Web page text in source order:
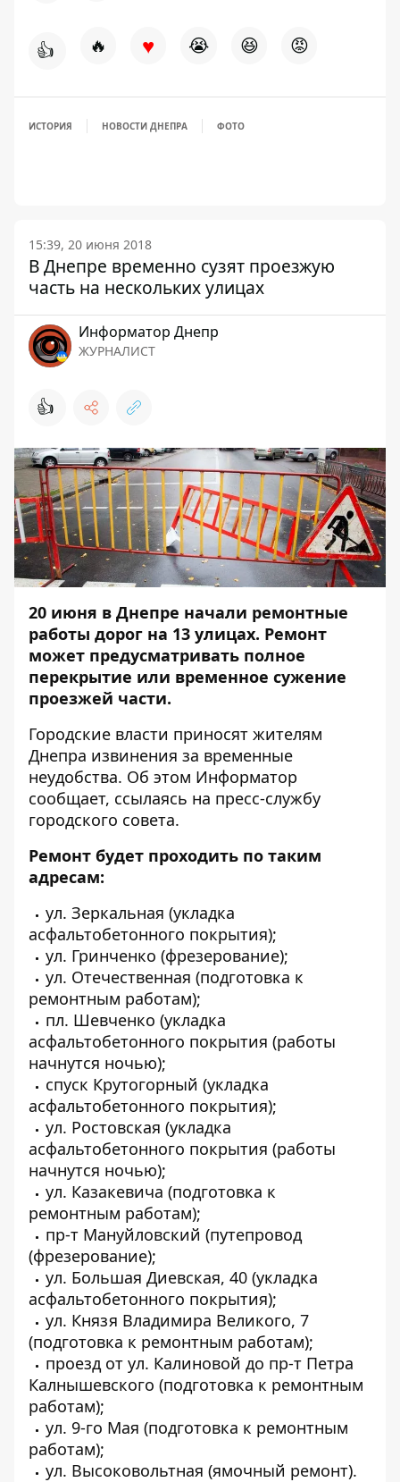
👍 🔥 ♥ 😭 😆 😡
ИСТОРИЯ НОВОСТИ ДНЕПРА ФОТО
15:39, 20 июня 2018
В Днепре временно сузят проезжую
часть на нескольких улицах
Информатор Днепр
ЖУРНАЛИСТ
👍
20 июня в Днепре начали ремонтные
работы дорог на 13 улицах. Ремонт
может предусматривать полное
перекрытие или временное сужение
проезжей части.
Городские власти приносят жителям
Днепра извинения за временные
неудобства. Об этом Информатор
сообщает, ссылаясь на пресс-службу
городского совета.
Ремонт будет проходить по таким
адресам:
ул. Зеркальная (укладка
асфальтобетонного покрытия);
ул. Гринченко (фрезерование);
ул. Отечественная (подготовка к
ремонтным работам);
пл. Шевченко (укладка
асфальтобетонного покрытия (работы
начнутся ночью);
спуск Крутогорный (укладка
асфальтобетонного покрытия);
ул. Ростовская (укладка
асфальтобетонного покрытия (работы
начнутся ночью);
ул. Казакевича (подготовка к
ремонтным работам);
пр-т Мануйловский (путепровод
(фрезерование);
ул. Большая Диевская, 40 (укладка
асфальтобетонного покрытия);
ул. Князя Владимира Великого, 7
(подготовка к ремонтным работам);
проезд от ул. Калиновой до пр-т Петра
Калнышевского (подготовка к ремонтным
работам);
ул. 9-го Мая (подготовка к ремонтным
работам);
ул. Высоковольтная (ямочный ремонт).